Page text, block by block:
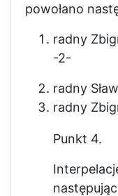
powołano
radny
-2-
radny
radny
Punkt 4.